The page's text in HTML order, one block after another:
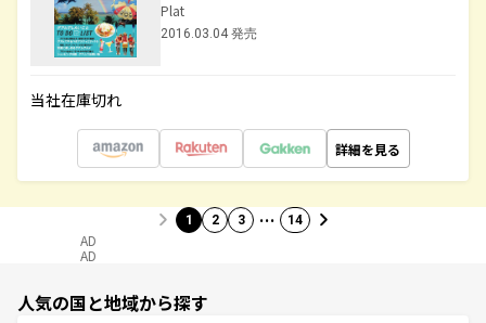
Plat
2016.03.04 発売
当社在庫切れ
詳細を見る
1 2 3 … 14
AD
AD
人気の国と地域から探す